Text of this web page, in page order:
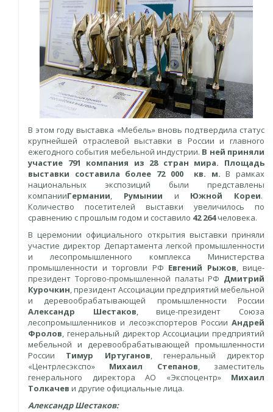
В этом году выставка «Мебель» вновь подтвердила статус
крупнейшей отраслевой выставки в России и главного
ежегодного события мебельной индустрии. В ней приняли
участие 791 компания из 28 стран мира. Площадь
выставки составила более 72 000 кв. м.В рамках
национальных экспозиций были представлены
компанииГермании, Румынии и Южной Кореи.
Количество посетителей выставки увеличилось по
сравнению с прошлым годом и составило 42 264человека.
В церемонии официального открытия выставки приняли
участие директор Департамента легкой промышленности
и лесопромышленного комплекса Министерства
промышленности и торговли РФ Евгений Рыжов, вице-
президент Торгово-промышленной палаты РФ Дмитрий
Курочкин, президент Ассоциации предприятий мебельной
и деревообрабатывающей промышленности России
Александр Шестаков, вице-президент Союза
лесопромышленников и лесоэкспортеров России Андрей
Фролов, генеральный директор Ассоциации предприятий
мебельной и деревообрабатывающей промышленности
России Тимур Иртуганов, генеральный директор
«Центрлесэкспо» Михаил Степанов, заместитель
генерального директора АО «Экспоцентр» Михаил
Толкачев и другие официальные лица.
Александр Шестаков: